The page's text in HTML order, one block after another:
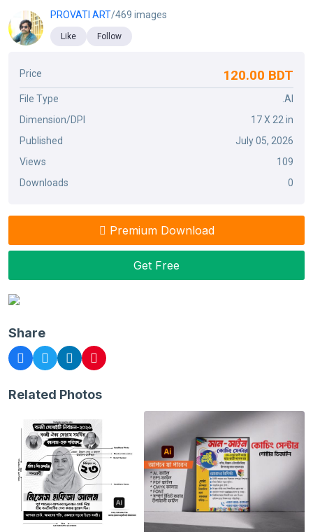
PROVATI ART/469 images
Like Follow
Price 120.00 BDT
File Type
.AI
Dimension/DPI
17 X 22 in
Published
July 05, 2026
Views
109
Downloads
0
Premium Download
Get Free
Share
Related Photos